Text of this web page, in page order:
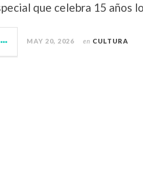
que celebra 15 años
MAY 20, 2026 en CULTURA